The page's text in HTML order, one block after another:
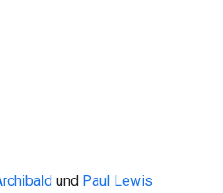
und Paul Lewis